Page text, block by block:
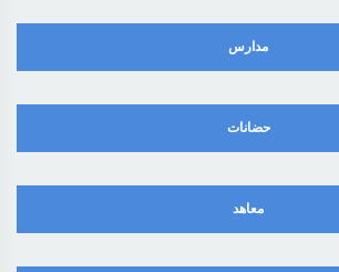
مدارس
حضانات
معاهد